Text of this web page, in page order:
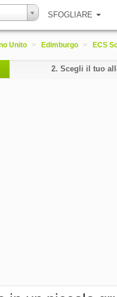
SFOGLIARE
Unito > Edimburgo > ECS
2. Scegli il tuo